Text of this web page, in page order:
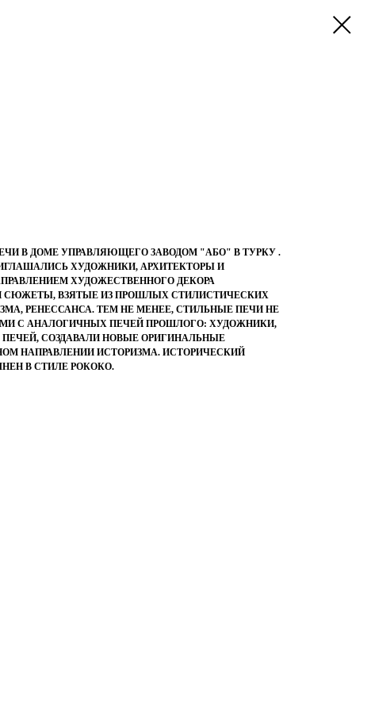
В ДОМЕ УПРАВЛЯЮЩЕГО ЗАВОДОМ "АБО" В ТУРКУ .
ХУДОЖНИКИ, АРХИТЕКТОРЫ И
ХУДОЖЕСТВЕННОГО ДЕКОРА
СЮЖЕТЫ, ВЗЯТЫЕ ИЗ ПРОШЛЫХ СТИЛИСТИЧЕСКИХ
РЕНЕССАНСА. ТЕМ НЕ МЕНЕЕ, СТИЛЬНЫЕ ПЕЧИ НЕ
С АНАЛОГИЧНЫХ ПЕЧЕЙ ПРОШЛОГО: ХУДОЖНИКИ,
СОЗДАВАЛИ НОВЫЕ ОРИГИНАЛЬНЫЕ
НАПРАВЛЕНИИ ИСТОРИЗМА. ИСТОРИЧЕСКИЙ
В СТИЛЕ РОКОКО.